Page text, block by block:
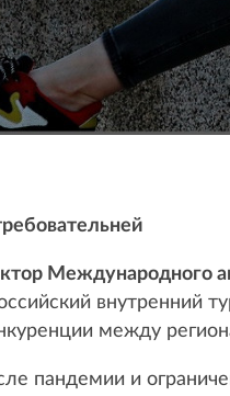
Международного
внутренний
между
пандемии и